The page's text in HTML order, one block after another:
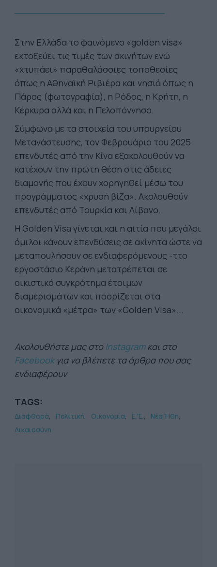
Στην Ελλάδα το φαινόμενο «golden visa»
εκτοξεύει τις τιμές των ακινήτων ενώ
«χτυπάει» παραθαλάσσιες τοποθεσίες
όπως η Αθηναϊκή Ριβιέρα και νησιά όπως η
Πάρος (φωτογραφία), η Ρόδος, η Κρήτη, η
Κέρκυρα αλλά και η Πελοπόννησο.
Σύμφωνα με τα στοιχεία του υπουργείου
Μετανάστευσης, τον Φεβρουάριο του 2025
επενδυτές από την Κίνα εξακολουθούν να
κατέχουν την πρώτη θέση στις άδειες
διαμονής που έχουν χορηγηθεί μέσω του
προγράμματος «χρυσή βίζα». Ακολουθούν
επενδυτές από Τουρκία και Λίβανο.
Η Golden Visa γίνεται και η αιτία που μεγάλοι
όμιλοι κάνουν επενδύσεις σε ακίνητα ώστε να
μεταπουλήσουν σε ενδιαφερόμενους -ττο
εργοστάσιο Κεράνη μετατρέπεται σε
οικιστικό συγκρότημα έτοιμων
διαμερισμάτων και ποορίζεται στα
οικονομικά «μέτρα» των «Golden Visa»...
Ακολουθήστε μας στο Instagramκαι στο
Facebookγια να βλέπετε τα άρθρα που σας
ενδιαφέρουν
TAGS:
Διαφθορά Πολιτική Οικονομία Ε.'Ε.
Νέα Ήθη
Δικαιοσύνη